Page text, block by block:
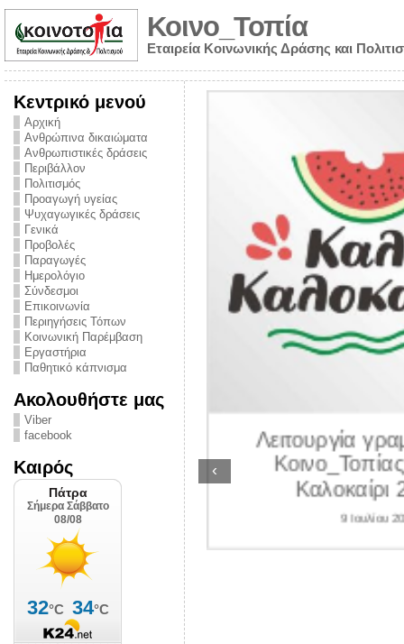
Κοινο_Τοπία
Εταιρεία Κοινωνικής Δράσης και
Κεντρικό μενού
Αρχική
Ανθρώπινα δικαιώματα
Ανθρωπιστικές δράσεις
Περιβάλλον
Πολιτισμός
Προαγωγή υγείας
Ψυχαγωγικές δράσεις
Γενικά
Προβολές
Παραγωγές
Ημερολόγιο
Σύνδεσμοι
Επικοινωνία
Περιηγήσεις Τόπων
Κοινωνική Παρέμβαση
Εργαστήρια
Παθητικό κάπνισμα
Ακολουθήστε μας
Viber
facebook
Καιρός
από την
την ημέρα
και
στο
2026
Λειτουργία
Κοινο_Τοπίας
Καλοκαίρι
9 Ιουλίου
‹